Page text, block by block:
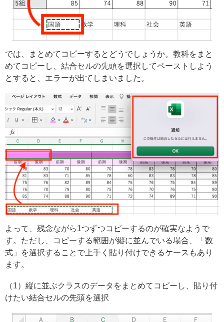
では、まとめてコピーするとどうでしょうか。教科をまと
めてコピーし、結合セルの先頭を選択してペーストしよう
とすると、エラーが出てしまいました。
よって、残念ながら1つずつコピーするのが確実なようで
す。ただし、コピーする範囲が縦に並んでいる場合、「数
式」を選択することで上手く貼り付けできるケースもあり
ます。
（1）縦に並ぶクラスのデータをまとめてコピーし、貼り付
けたい結合セルの先頭を選択